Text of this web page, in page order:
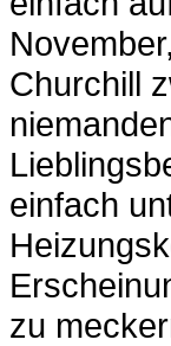
Churchill
einfach
zu